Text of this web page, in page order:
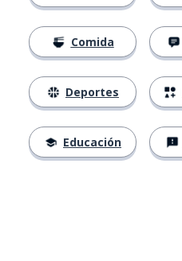
Comida
Deportes
Educación